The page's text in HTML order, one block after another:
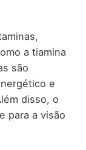
a tiamina
são
e
disso, o
para a visão